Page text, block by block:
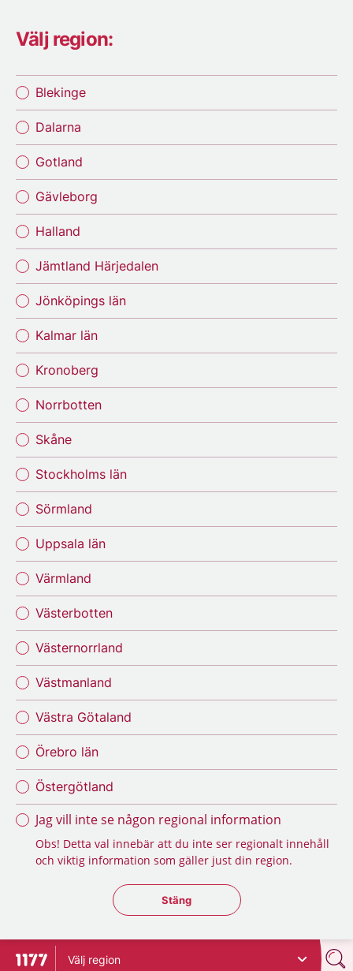
Välj region:
Blekinge
Dalarna
Gotland
Gävleborg
Halland
Jämtland Härjedalen
Jönköpings län
Kalmar län
Kronoberg
Norrbotten
Skåne
Stockholms län
Sörmland
Uppsala län
Värmland
Västerbotten
Västernorrland
Västmanland
Västra Götaland
Örebro län
Östergötland
Jag vill inte se någon regional information
Obs! Detta val innebär att du inte ser regionalt innehåll
och viktig information som gäller just din region.
Stäng regionsväljaren
Stäng
Till startsidan för 1177
Välj region